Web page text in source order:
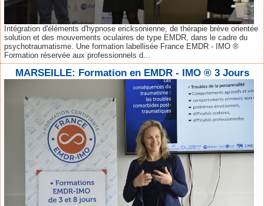
Intégration d'éléments d'hypnose ericksonienne, de thérapie brève orientée
solution et des mouvements oculaires de type EMDR, dans le cadre du
psychotraumatisme. Une formation labellisée France EMDR - IMO ®
Formation réservée aux professionnels d...
MARSEILLE: Formation en EMDR - IMO ® 3 Jours